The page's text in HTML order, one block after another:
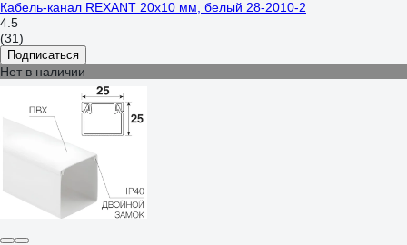
Кaбель-канал REXANT 20x10 мм, белый 28-2010-2
4.5
(31)
Подписаться
Нет в наличии